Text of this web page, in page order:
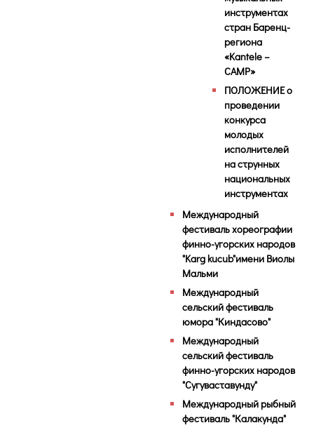
инструментах
стран Баренц-
региона
«Kantele –
CAMP»
ПОЛОЖЕНИЕ о
проведении
конкурса
молодых
исполнителей
на струнных
национальных
инструментах
Международный
фестиваль хореографии
финно-угорских народов
"Karg kucub"имени Виолы
Мальми
Международный
сельский фестиваль
юмора "Киндасово"
Международный
сельский фестиваль
финно-угорских народов
"Сугуваставунду"
Международный рыбный
фестиваль "Калакунда"